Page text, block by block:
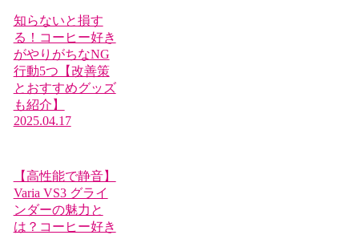
知らないと損す
る！コーヒー好き
がやりがちなNG
行動5つ【改善策
とおすすめグッズ
も紹介】
2025.04.17
【高性能で静音】
Varia VS3 グライ
ンダーの魅力と
は？コーヒー好き